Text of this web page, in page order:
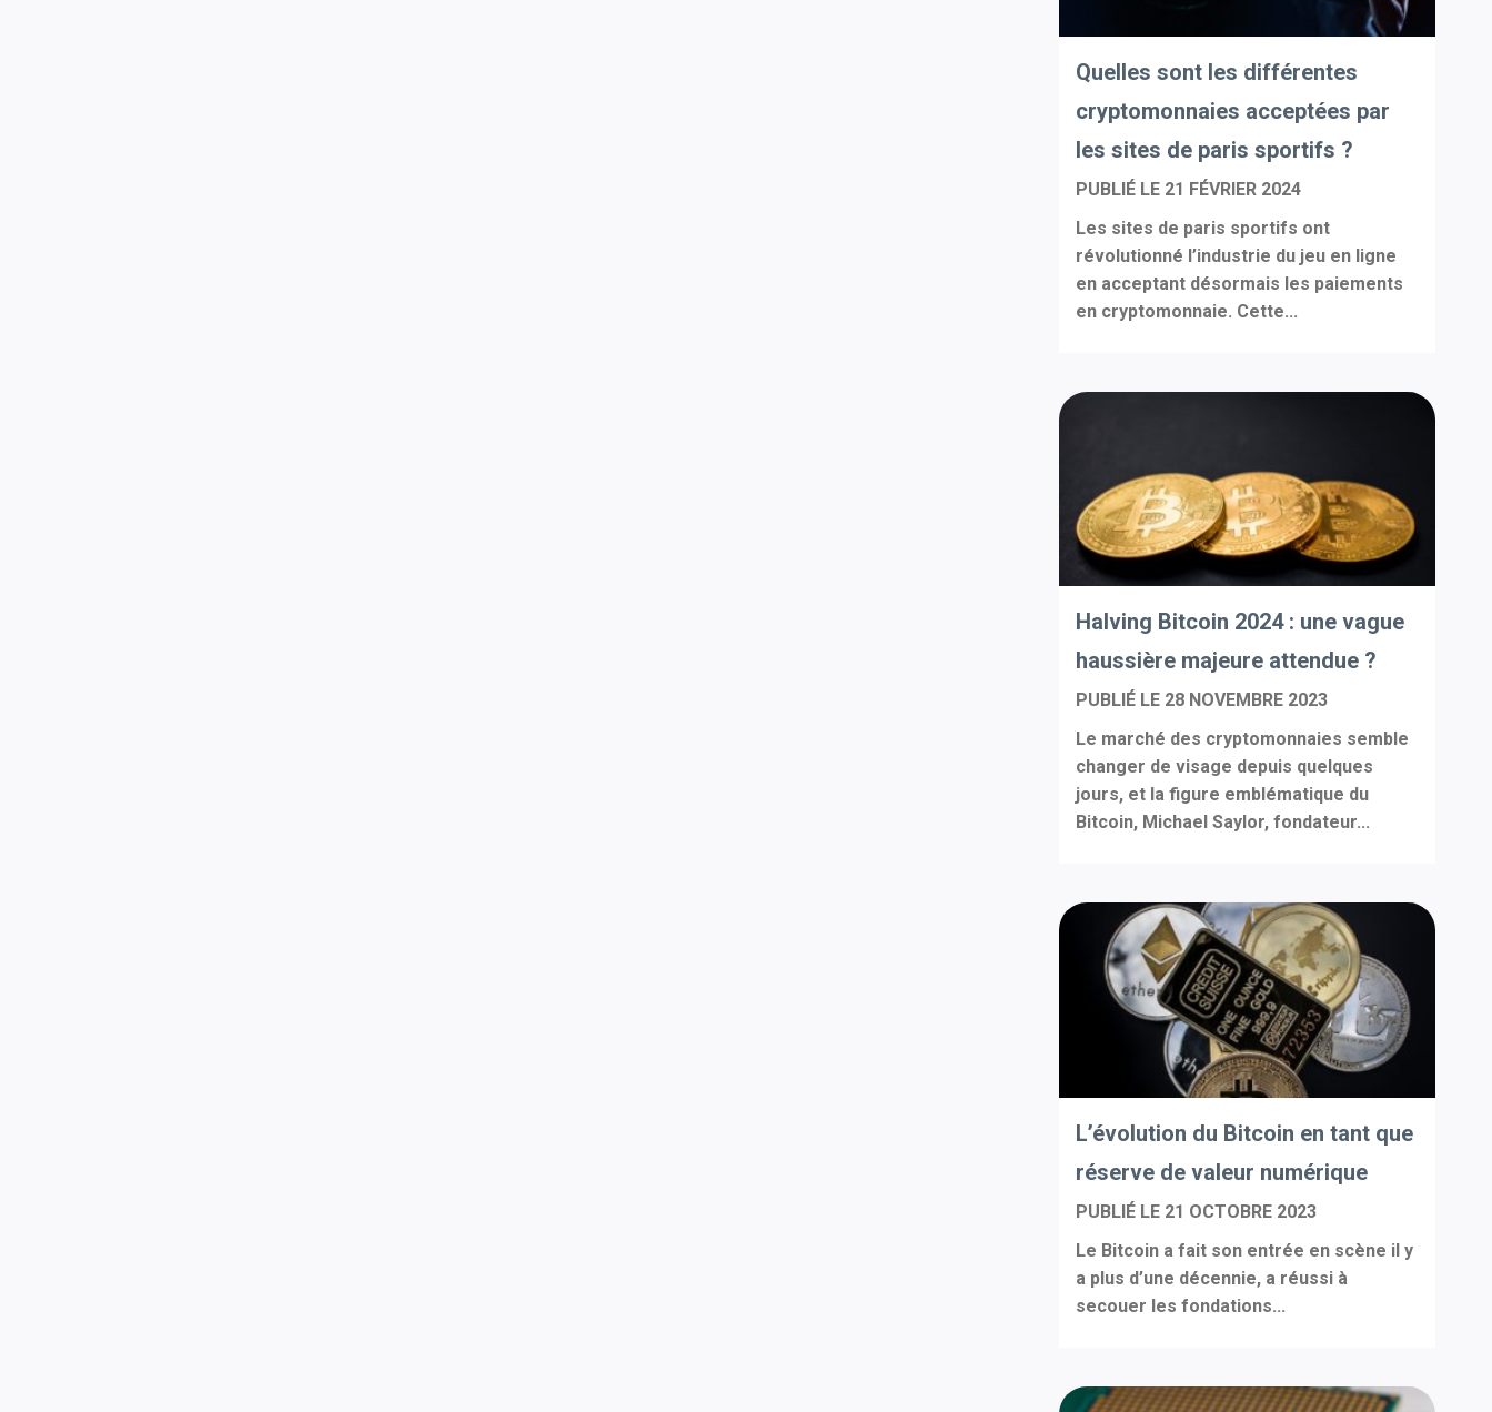
Quelles sont les différentes
cryptomonnaies acceptées par
les sites de paris sportifs ?
PUBLIÉ LE 21 FÉVRIER 2024
Les sites de paris sportifs ont
révolutionné l’industrie du jeu en ligne
en acceptant désormais les paiements
en cryptomonnaie. Cette...
Halving Bitcoin 2024 : une vague
haussière majeure attendue ?
PUBLIÉ LE 28 NOVEMBRE 2023
Le marché des cryptomonnaies semble
changer de visage depuis quelques
jours, et la figure emblématique du
Bitcoin, Michael Saylor, fondateur...
L’évolution du Bitcoin en tant que
réserve de valeur numérique
PUBLIÉ LE 21 OCTOBRE 2023
Le Bitcoin a fait son entrée en scène il y
a plus d’une décennie, a réussi à
secouer les fondations...